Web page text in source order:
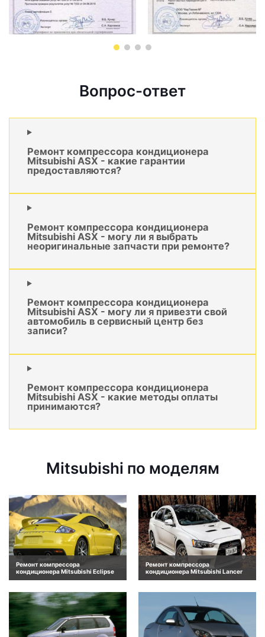
Вопрос-ответ
Ремонт компрессора кондиционера
Mitsubishi ASX - какие гарантии
предоставляются?
Ремонт компрессора кондиционера
Mitsubishi ASX - могу ли я выбрать
неоригинальные запчасти при ремонте?
Ремонт компрессора кондиционера
Mitsubishi ASX - могу ли я привезти свой
автомобиль в сервисный центр без
записи?
Ремонт компрессора кондиционера
Mitsubishi ASX - какие методы оплаты
принимаются?
Mitsubishi по моделям
Ремонт компрессора
кондиционера Mitsubishi Eclipse
Ремонт компрессора
кондиционера Mitsubishi Lancer